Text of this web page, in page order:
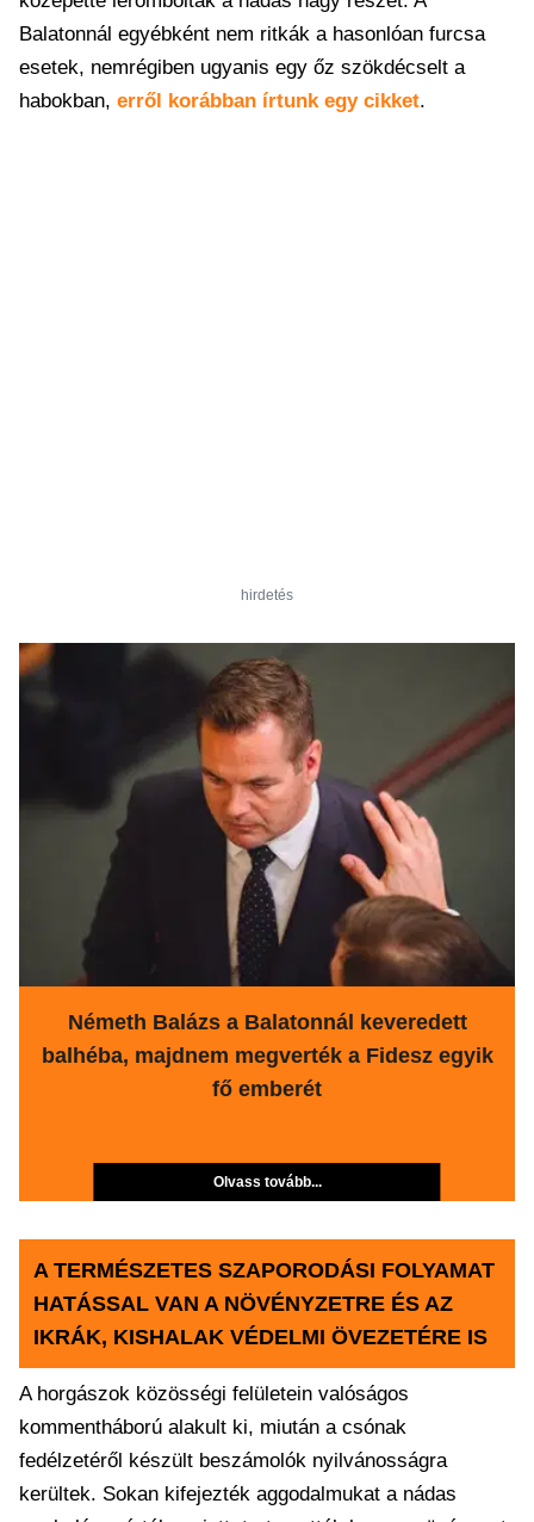
Balatonnál egyébként nem ritkák a hasonlóan furcsa
esetek, nemrégiben ugyanis egy őz szökdécselt a
habokban, erről korábban írtunk egy cikket.
hirdetés
Németh Balázs a Balatonnál keveredett
balhéba, majdnem megverték a Fidesz egyik
fő emberét
Olvass tovább...
A TERMÉSZETES SZAPORODÁSI FOLYAMAT
HATÁSSAL VAN A NÖVÉNYZETRE ÉS AZ
IKRÁK, KISHALAK VÉDELMI ÖVEZETÉRE IS
A horgászok közösségi felületein valóságos
kommentháború alakult ki, miután a csónak
fedélzetéről készült beszámolók nyilvánosságra
kerültek. Sokan kifejezték aggodalmukat a nádas